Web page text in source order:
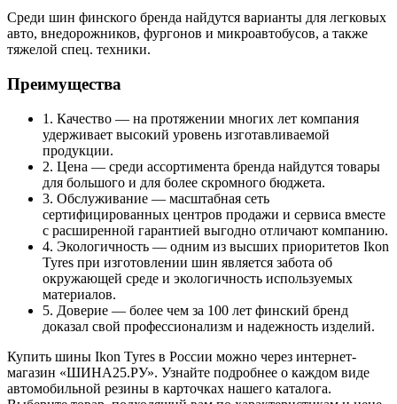
Среди шин финского бренда найдутся варианты для легковых
авто, внедорожников, фургонов и микроавтобусов, а также
тяжелой спец. техники.
Преимущества
1. Качество — на протяжении многих лет компания
удерживает высокий уровень изготавливаемой
продукции.
2. Цена — среди ассортимента бренда найдутся товары
для большого и для более скромного бюджета.
3. Обслуживание — масштабная сеть
сертифицированных центров продажи и сервиса вместе
с расширенной гарантией выгодно отличают компанию.
4. Экологичность — одним из высших приоритетов Ikon
Tyres при изготовлении шин является забота об
окружающей среде и экологичность используемых
материалов.
5. Доверие — более чем за 100 лет финский бренд
доказал свой профессионализм и надежность изделий.
Купить шины Ikon Tyres в России можно через интернет-
магазин «ШИНА25.РУ». Узнайте подробнее о каждом виде
автомобильной резины в карточках нашего каталога.